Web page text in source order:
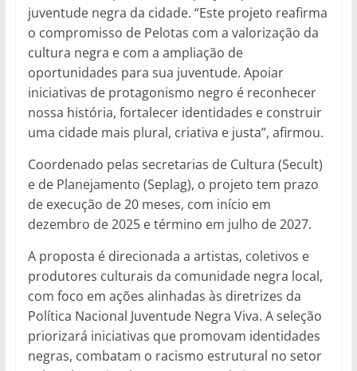
juventude negra da cidade. “Este projeto reafirma
o compromisso de Pelotas com a valorização da
cultura negra e com a ampliação de
oportunidades para sua juventude. Apoiar
iniciativas de protagonismo negro é reconhecer
nossa história, fortalecer identidades e construir
uma cidade mais plural, criativa e justa”, afirmou.
Coordenado pelas secretarias de Cultura (Secult)
e de Planejamento (Seplag), o projeto tem prazo
de execução de 20 meses, com início em
dezembro de 2025 e término em julho de 2027.
A proposta é direcionada a artistas, coletivos e
produtores culturais da comunidade negra local,
com foco em ações alinhadas às diretrizes da
Política Nacional Juventude Negra Viva. A seleção
priorizará iniciativas que promovam identidades
negras, combatam o racismo estrutural no setor